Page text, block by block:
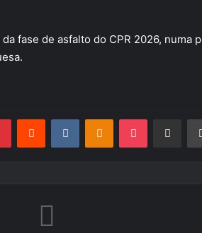
fase de asfalto do CPR 2026, numa
PinterestReddit VKontakteOdnoklassniki
Pocket Partilhar Via